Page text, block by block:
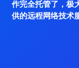
作完全托管了，极
供的远程网络技术